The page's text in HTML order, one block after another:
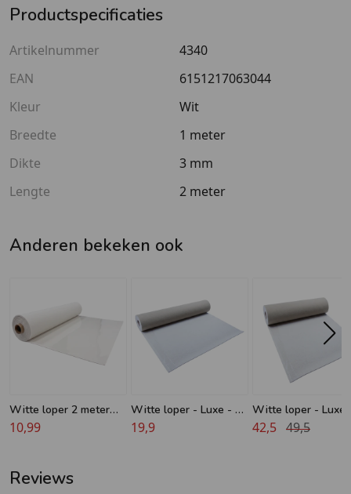
Productspecificaties
Artikelnummer
4340
EAN
6151217063044
Kleur
Wit
Breedte
1 meter
Dikte
3 mm
Lengte
2 meter
Anderen bekeken ook
Witte loper 2 meter
breed met folie
10,99
Witte loper - Luxe - 2
meter breed
19,9
Witte loper - Luxe
meter
42,5 49,5
Reviews